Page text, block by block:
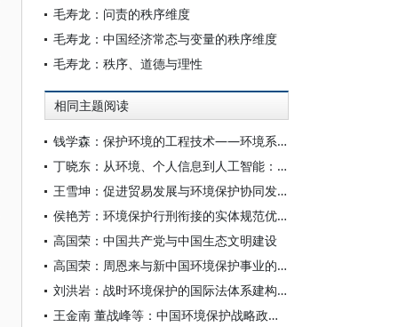
毛寿龙：问责的秩序维度
毛寿龙：中国经济常态与变量的秩序维度
毛寿龙：秩序、道德与理性
相同主题阅读
钱学森：保护环境的工程技术——环境系统工程
丁晓东：从环境、个人信息到人工智能：重思影响评估制度
王雪坤：促进贸易发展与环境保护协同发展
侯艳芳：环境保护行刑衔接的实体规范优化
高国荣：中国共产党与中国生态文明建设
高国荣：周恩来与新中国环境保护事业的起步
刘洪岩：战时环境保护的国际法体系建构：从“软法”到“硬法”的向度转换
王金南 董战峰等：中国环境保护战略政策70年历史变迁与改革方向